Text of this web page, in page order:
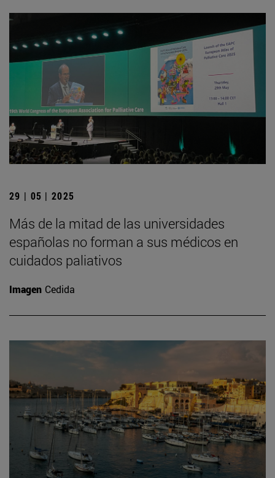
29 | 05 | 2025
Más de la mitad de las universidades
españolas no forman a sus médicos en
cuidados paliativos
Imagen Cedida